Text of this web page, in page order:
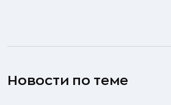
Новости по теме